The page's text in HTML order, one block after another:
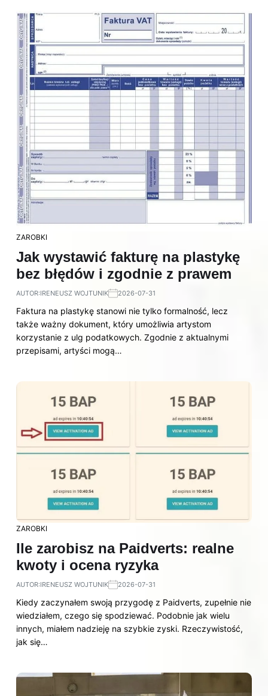
ZAROBKI
Jak wystawić fakturę na plastykę
bez błędów i zgodnie z prawem
AUTOR:IRENEUSZ WOJTUNIK 2026-07-31
Faktura na plastykę stanowi nie tylko formalność, lecz
także ważny dokument, który umożliwia artystom
korzystanie z ulg podatkowych. Zgodnie z aktualnymi
przepisami, artyści mogą…
ZAROBKI
Ile zarobisz na Paidverts: realne
kwoty i ocena ryzyka
AUTOR:IRENEUSZ WOJTUNIK 2026-07-31
Kiedy zaczynałem swoją przygodę z Paidverts, zupełnie nie
wiedziałem, czego się spodziewać. Podobnie jak wielu
innych, miałem nadzieję na szybkie zyski. Rzeczywistość,
jak się…